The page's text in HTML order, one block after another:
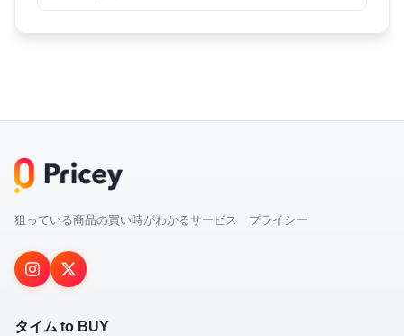
狙っている商品の買い時がわかるサービス プライシー
タイム to BUY